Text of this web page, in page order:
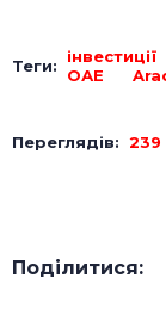
Теги: інвестиції
ОАЕ
Переглядів: 239
Поділитися: